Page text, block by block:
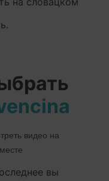
видео на
вы